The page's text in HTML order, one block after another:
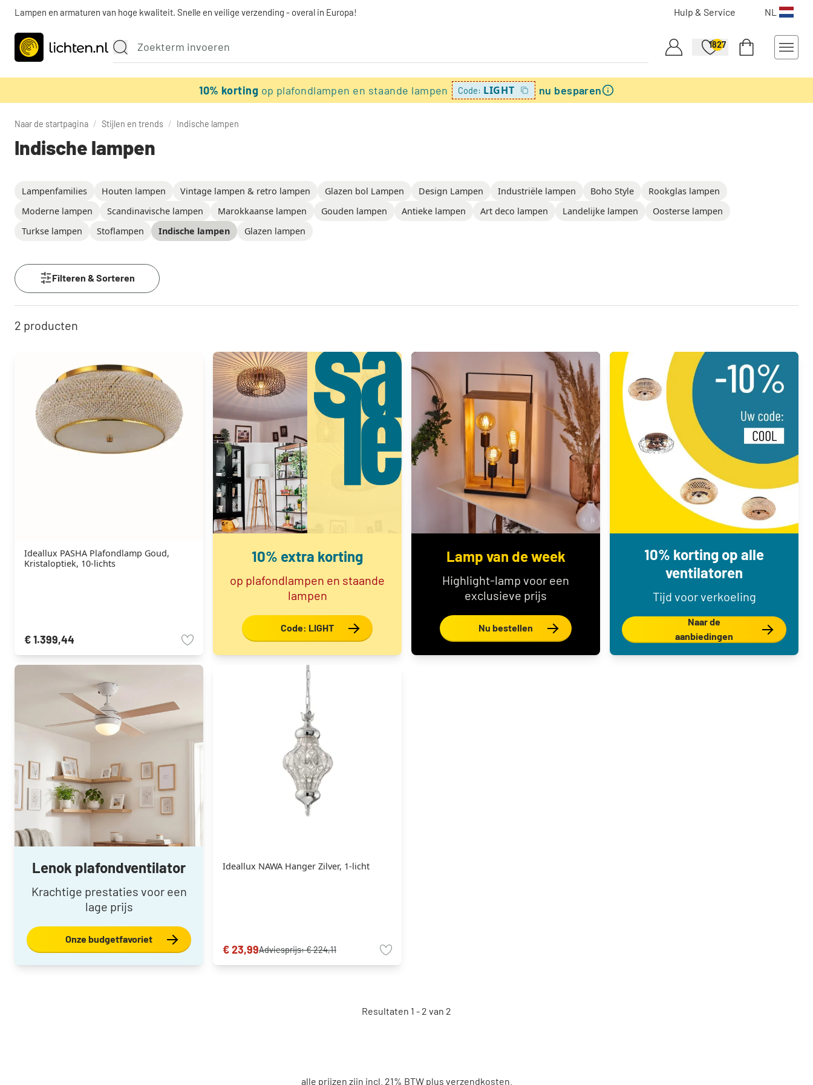
Lampen en armaturen van hoge kwaliteit. Snelle en veilige verzending - overal in Europa! Hulp & Service NL
1827
10% korting op plafondlampen en staande lampen Code: LIGHT nu besparen
Naar de startpagina / Stijlen en trends / Indische lampen
Indische lampen
Lampenfamilies Houten lampen Vintage lampen & retro lampen Glazen bol Lampen Design Lampen Industriële lampen Boho Style
Rookglas lampen
Moderne lampen
Scandinavische lampen Marokkaanse lampen Gouden lampen Antieke lampen Art deco lampen Landelijke lampen
Oosterse lampen
Turkse lampen
Stoflampen Indische lampen Glazen lampen
Filteren & Sorteren
2 producten
Ideallux PASHA Plafondlamp Goud,
Kristaloptiek, 10-lichts
€ 1.399,44
10% extra korting
op plafondlampen en staande
lampen
Code: LIGHT
Lamp van de week
Highlight-lamp voor een
exclusieve prijs
Nu bestellen
10% korting op alle
ventilatoren
Tijd voor verkoeling
Naar de
aanbiedingen
Lenok plafondventilator
Krachtige prestaties voor een
lage prijs
Onze budgetfavoriet
Ideallux NAWA Hanger Zilver, 1-licht
€ 23,99Adviesprijs:€ 224,11
Resultaten 1 - 2 van 2
alle prijzen zijn incl. 21% BTW plus verzendkosten